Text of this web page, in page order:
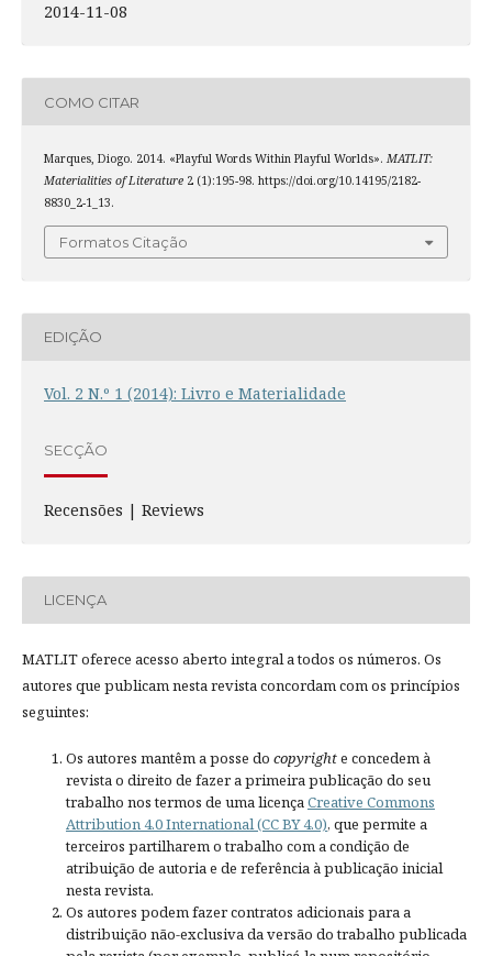
2014-11-08
COMO CITAR
Marques, Diogo. 2014. «Playful Words Within Playful Worlds». MATLIT:
Materialities of Literature2 (1):195-98. https://doi.org/10.14195/2182-
8830_2-1_13.
Formatos Citação
EDIÇÃO
Vol. 2 N.º 1 (2014): Livro e Materialidade
SECÇÃO
Recensões | Reviews
LICENÇA
MATLIT oferece acesso aberto integral a todos os números. Os
autores que publicam nesta revista concordam com os princípios
seguintes:
Os autores mantêm a posse do copyrighte concedem à
revista o direito de fazer a primeira publicação do seu
trabalho nos termos de uma licençaCreative Commons
Attribution 4.0 International (CC BY 4.0), que permite a
terceiros partilharem o trabalho com a condição de
atribuição de autoria e de referência à publicação inicial
nesta revista.
Os autores podem fazer contratos adicionais para a
distribuição não-exclusiva da versão do trabalho publicada